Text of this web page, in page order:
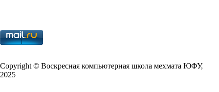
Copy­right © Воскресная компьютерная школа мехмата ЮФУ,
2025